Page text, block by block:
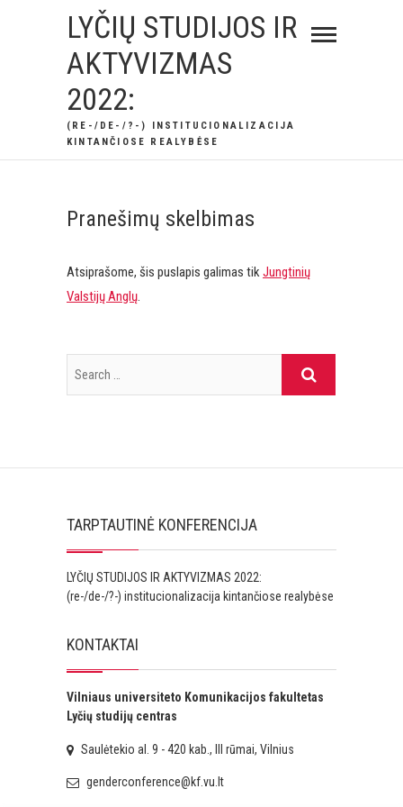
LYČIŲ STUDIJOS IR
AKTYVIZMAS
2022:
(RE-/DE-/?-) INSTITUCIONALIZACIJA
KINTANČIOSE REALYBĖSE
Pranešimų skelbimas
Atsiprašome, šis puslapis galimas tikJungtinių
Valstijų Anglų.
TARPTAUTINĖ KONFERENCIJA
LYČIŲ STUDIJOS IR AKTYVIZMAS 2022:
(re-/de-/?-) institucionalizacija kintančiose realybėse
KONTAKTAI
Vilniaus universiteto Komunikacijos fakultetas
Lyčių studijų centras
Saulėtekio al. 9 - 420 kab., III rūmai, Vilnius
genderconference@kf.vu.lt